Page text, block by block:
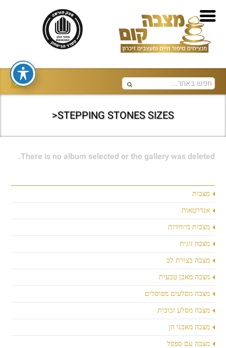
STEPPING STONES SIZES<
מצבות
אנדרטאות
מצבות מיוחדות
מצבה זוגית
מצבה בצורת לב
מצבה מאבן טבעית
מצבה מסלעים מפוסלים
מצבה מסלע זכוכית
מצבה מאבני חן
מצבה עם ספסל
There is no album selected or the gallery was deleted.